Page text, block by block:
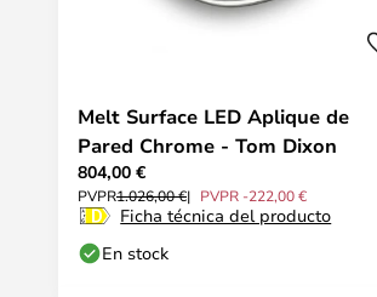
Melt Surface LED Aplique de
Pared Chrome - Tom Dixon
804,00 €
PVPR1.026,00 € PVPR -222,00 €
Ficha técnica del producto
En stock